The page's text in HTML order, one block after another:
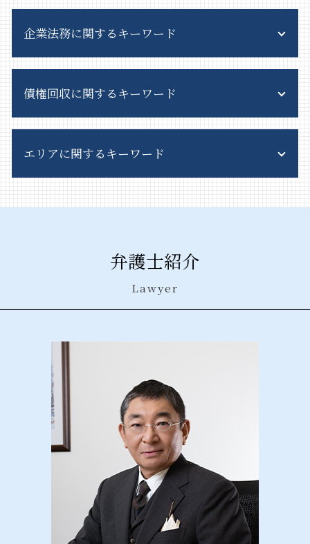
風営法 許可 費用
風営法 施行規則
風俗営業
客引き 違法
特定遊興飲食店営業 許可
深夜酒類提供飲食店営業 許可証
風営法 許可
風営法 対象
深夜営業 許可
ガールズバー 風営法
不法投棄 罰則
産業廃棄物処理 流れ
産業廃棄物 処理費用
一般廃棄物
産業廃棄物 収集運搬業 許可申請
排出事業者 産業廃棄物
廃棄物処理法 概要
事業系一般廃棄物 料金
産業廃棄物 契約
産業廃棄物 委託契約書
産業廃棄物 処理法違反
産業廃棄物 問題
企業法務に関するキーワード
事業譲渡 手続き
企業法務 弁護士
会社分割 手続き
事業 継承
株式交換 とは
自己都合 退職
会社 分割
内部統制 とは わかりやすく
株式交換 比率
秘密保持 契約書
債権回収に関するキーワード
債権回収 訴訟
債権回収 弁護士法
債権回収 弁護士
債権回収 相談
債権回収 破産
債権 時効 5年 10年
債権回収 訴え
債権回収 方法
債権回収 時効
債権回収 良い方法
債権回収 弁護士事務所
エリアに関するキーワード
産業廃棄物処理法 中央区 相談
風営法 港区 相談
債権回収 栃木県 相談
債権回収 栃木県 弁護士
産業廃棄物処理法 千葉県 弁護士
債権回収 千葉県 弁護士
風営法 千代田区 相談
企業法務 千代田区 弁護士
債権回収 埼玉県 相談
債権回収 東京都 弁護士
債権回収 港区 弁護士
風営法 新宿区 弁護士
債権回収 千代田区 相談
債権回収 茨城県 弁護士
弁護士紹介
Lawyer